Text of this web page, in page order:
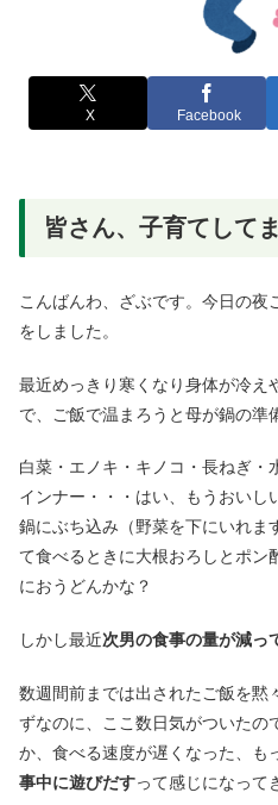
X Facebook
皆さん、子育てして
こんばんわ、ざぶです。今日の夜
をしました。
最近めっきり寒くなり身体が冷え
で、ご飯で温まろうと母が鍋の準
白菜・エノキ・キノコ・長ねぎ・
インナー・・・はい、もうおいし
鍋にぶち込み（野菜を下にいれま
て食べるときに大根おろしとポ
におうどんかな？
しかし最近次男の食事の量が減っ
数週間前までは出されたご飯を黙
ずなのに、ここ数日気がついたの
か、食べる速度が遅くなった、も
事中に遊びだすって感じになって